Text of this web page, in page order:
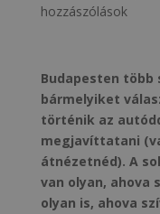
hozzászólások
Budapesten több
bármelyiket
történik az
megjavíttatani
átnézetnéd). A
van olyan, ahova
olyan is, ahova